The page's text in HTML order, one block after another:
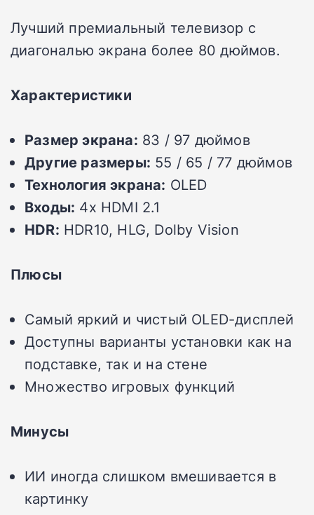
Лучший премиальный телевизор с
диагональю экрана более 80 дюймов.
Характеристики
Размер экрана: 83 / 97 дюймов
Другие размеры: 55 / 65 / 77 дюймов
Технология экрана: OLED
Входы: 4x HDMI 2.1
HDR: HDR10, HLG, Dolby Vision
Плюсы
Самый яркий и чистый OLED-дисплей
Доступны варианты установки как на
подставке, так и на стене
Множество игровых функций
Минусы
ИИ иногда слишком вмешивается в
картинку